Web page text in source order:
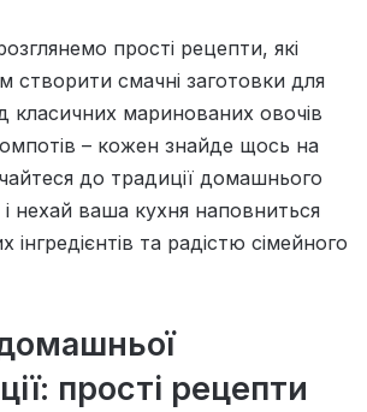
прості рецепти, які
смачні заготовки для
класичних маринованих овочів
– кожен знайде щось на
до традиції домашнього
нехай ваша кухня наповниться
та радістю сімейного
прості рецепти